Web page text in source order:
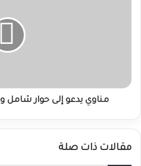
مناوي يدعو إلى حوار شامل
مقالات ذات صلة